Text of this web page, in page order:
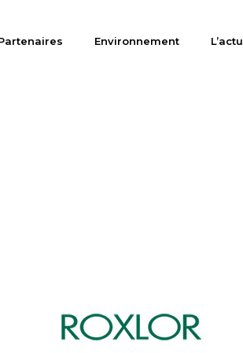
Environnement L’actu